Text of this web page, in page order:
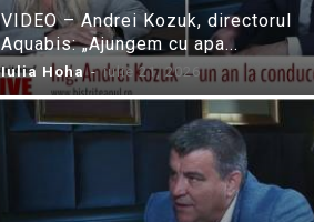
VIDEO – Andrei Kozuk, directorul
Aquabis: „Ajungem cu apa...
Iulia Hoha - iulie 21, 2026